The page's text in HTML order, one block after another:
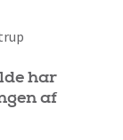
har
af